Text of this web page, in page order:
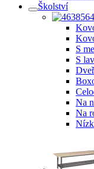
Školství
S
S
Na
Na